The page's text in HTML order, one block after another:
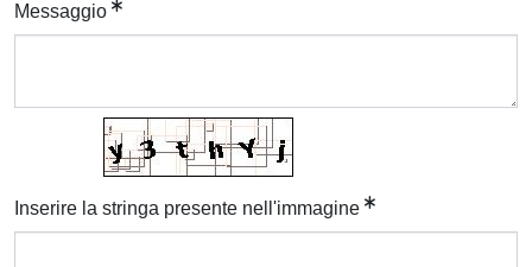
Messaggio
Inserire la stringa presente nell'immagine